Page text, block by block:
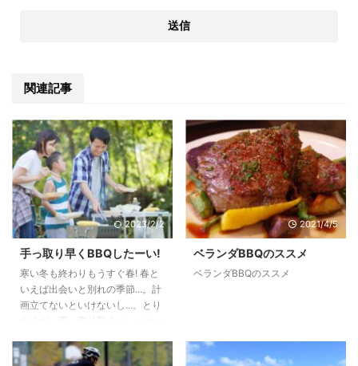
関連記事
2023/2/2
手っ取り早くBBQしたーい!
寒い冬も終わりもうすぐ春! 春と
いえば出会いと別れの季節...。計
画立てないといけないし...。とり
あえず、手っ取り早くバーベキュ
いいのだけど...という方も多いの
2021/4/5
ベランダBBQのススメ
ベランダBBQのススメ